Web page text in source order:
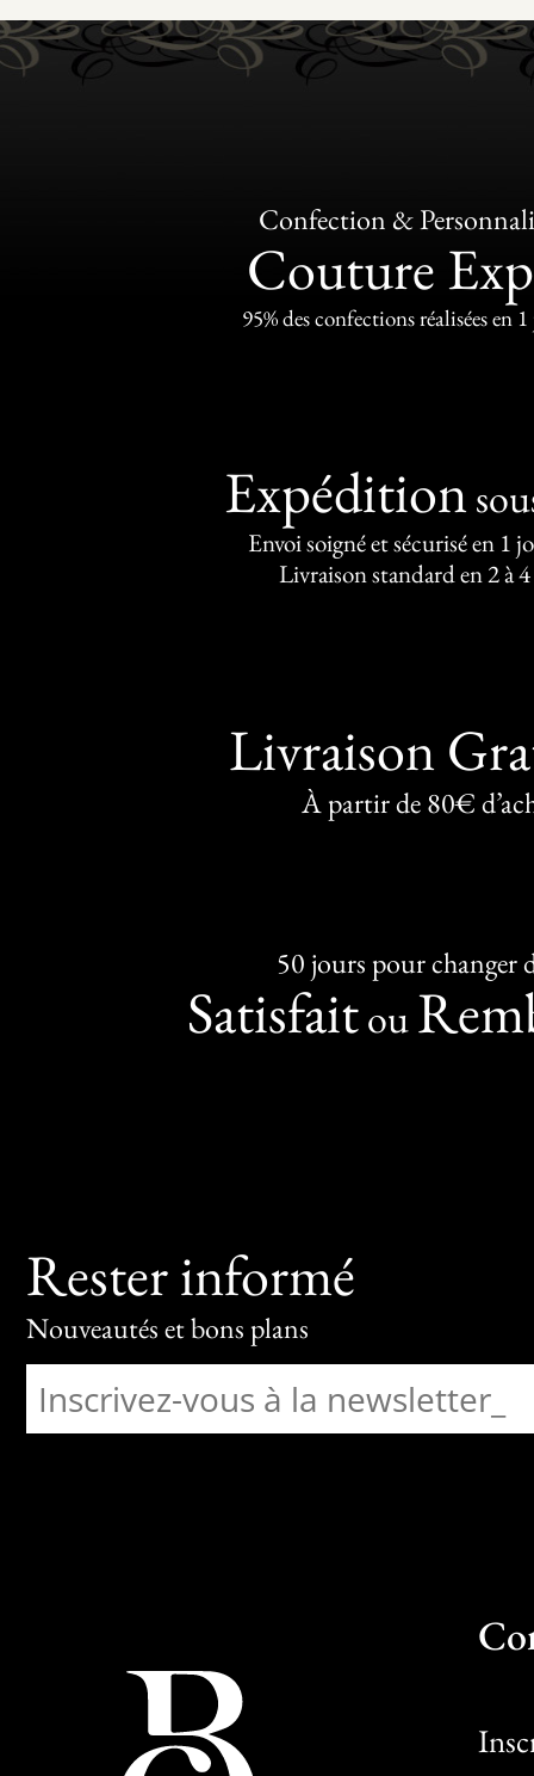
Confection &
Couture
95% des confections réalisées en
Expédition
Envoi soigné et sécurisé en 1
Livraison standard en 2 à
Livraison
À partir de 80€
50 jours pour changer
Satisfaitou
Rester informé
Nouveautés et bons plans